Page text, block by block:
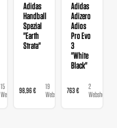
15
Webshops
Adidas
Handball
Spezial
"Earth
Strata"
98,96 €
19
Webshops
Adidas
Adizero
Adios
Pro Evo
3
"White
Black"
763 €
2
Webshops